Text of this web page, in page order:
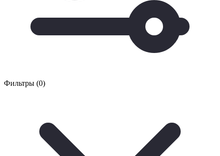
Фильтры (0)